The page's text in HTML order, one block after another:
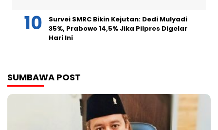
Survei SMRC Bikin Kejutan: Dedi Mulyadi
35%, Prabowo 14,5% Jika Pilpres Digelar
Hari Ini
SUMBAWA POST